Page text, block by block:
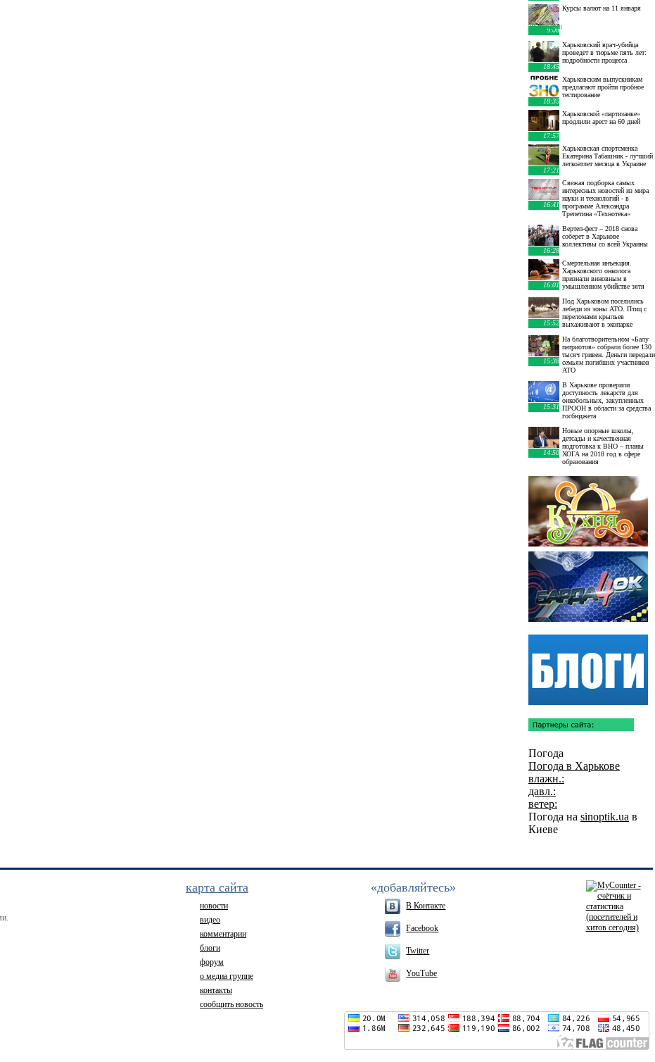
9:08
Курсы валют на 11 января
10 января:
18:45
Харьковский врач-убийца
проведет в тюрьме пять лет:
подробности процесса
18:35
Харьковским выпускникам
предлагают пройти пробное
тестирование
17:57
Харьковской «партизанке»
продлили арест на 60 дней
17:21
Харьковская спортсменка
Екатерина Табашник - лучший
легкоатлет месяца в Украине
16:41
Свежая подборка самых
интересных новостей из мира
науки и технологий - в
программе Александра
Трепетина «Технотека»
16:28
Вертеп-фест – 2018 снова
соберет в Харькове
коллективы со всей Украины
16:01
Смертельная инъекция.
Харьковского онколога
признали виновным в
умышленном убийстве зятя
15:52
Под Харьковом поселились
лебеди из зоны АТО. Птиц с
переломами крыльев
выхаживают в экопарке
15:38
На благотворительном «Балу
патриотов» собрали более 130
тысяч гривен. Деньги передали
семьям погибших участников
АТО
15:31
В Харькове проверили
доступность лекарств для
онкобольных, закупленных
ПРООН в области за средства
госбюджета
14:50
Новые опорные школы,
детсады и качественная
подготовка к ВНО – планы
ХОГА на 2018 год в сфере
образования
Погода
Погода в Харькове
влажн.:
давл.:
ветер:
Погода на sinoptik.ua в
Киеве
карта сайта
новости
видео
комментарии
блоги
форум
о медиа группе
контакты
сообщить новость
«добавляйтесь»
В Контакте
Facebook
Twitter
YouTube